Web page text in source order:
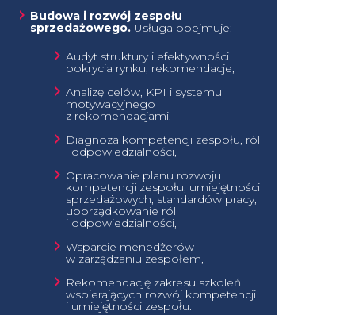
Budowa i rozwój zespołu
sprzedażowego. Usługa obejmuje:
Audyt struktury i efektywności
pokrycia rynku, rekomendacje,
Analizę celów, KPI i systemu
motywacyjnego
z rekomendacjami,
Diagnoza kompetencji zespołu, ról
i odpowiedzialności,
Opracowanie planu rozwoju
kompetencji zespołu, umiejętności
sprzedażowych, standardów pracy,
uporządkowanie ról
i odpowiedzialności,
Wsparcie menedżerów
w zarządzaniu zespołem,
Rekomendację zakresu szkoleń
wspierających rozwój kompetencji
i umiejętności zespołu.